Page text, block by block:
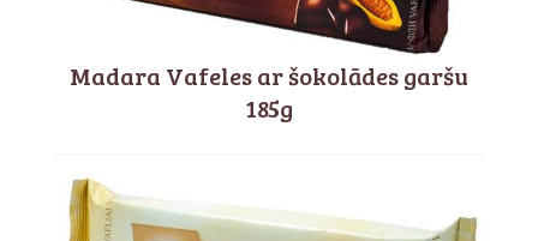
Madara Vafeles ar šokolādes garšu
185g